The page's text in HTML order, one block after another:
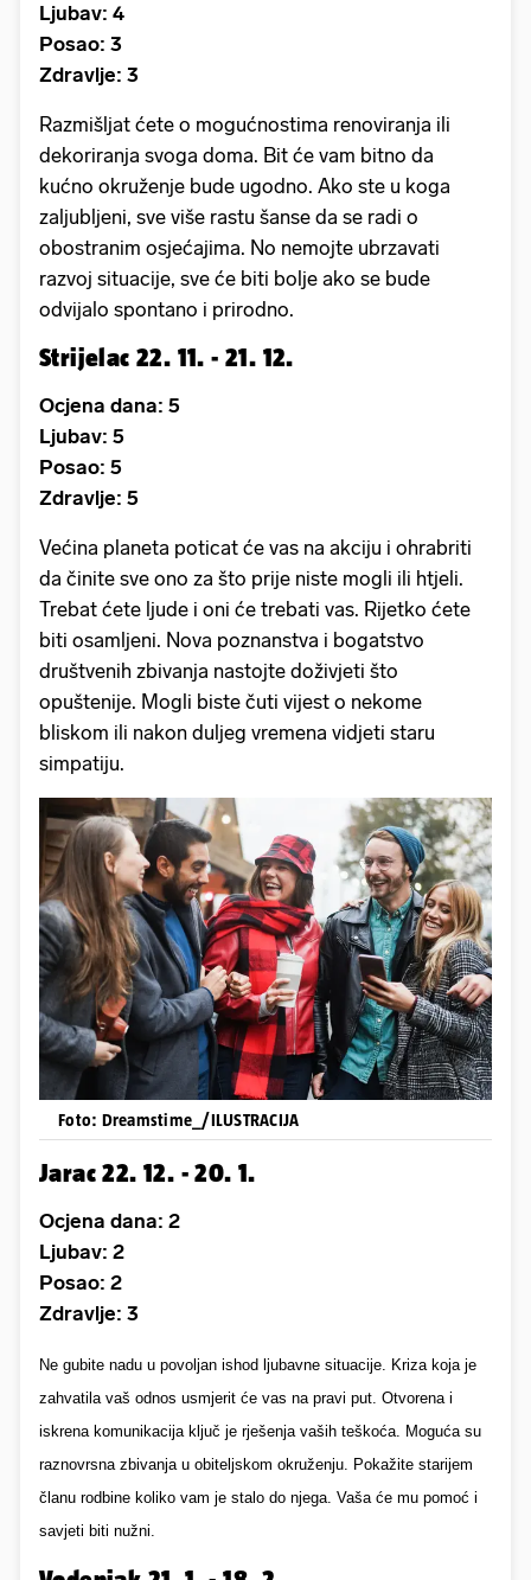
Ljubav: 4
Posao: 3
Zdravlje: 3
Razmišljat ćete o mogućnostima renoviranja ili
dekoriranja svoga doma. Bit će vam bitno da
kućno okruženje bude ugodno. Ako ste u koga
zaljubljeni, sve više rastu šanse da se radi o
obostranim osjećajima. No nemojte ubrzavati
razvoj situacije, sve će biti bolje ako se bude
odvijalo spontano i prirodno.
Strijelac 22. 11. - 21. 12.
Ocjena dana: 5
Ljubav: 5
Posao: 5
Zdravlje: 5
Većina planeta poticat će vas na akciju i ohrabriti
da činite sve ono za što prije niste mogli ili htjeli.
Trebat ćete ljude i oni će trebati vas. Rijetko ćete
biti osamljeni. Nova poznanstva i bogatstvo
društvenih zbivanja nastojte doživjeti što
opuštenije. Mogli biste čuti vijest o nekome
bliskom ili nakon duljeg vremena vidjeti staru
simpatiju.
Foto: Dreamstime_/ILUSTRACIJA
Jarac 22. 12. - 20. 1.
Ocjena dana: 2
Ljubav: 2
Posao: 2
Zdravlje: 3
Ne gubite nadu u povoljan ishod ljubavne situacije. Kriza koja je
zahvatila vaš odnos usmjerit će vas na pravi put. Otvorena i
iskrena komunikacija ključ je rješenja vaših teškoća. Moguća su
raznovrsna zbivanja u obiteljskom okruženju. Pokažite starijem
članu rodbine koliko vam je stalo do njega. Vaša će mu pomoć i
savjeti biti nužni.